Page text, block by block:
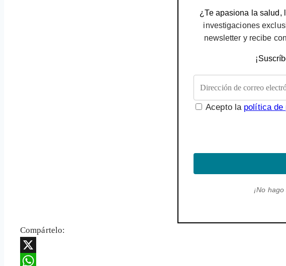
¿Te apasiona la salud,
investigaciones
newsletter y recibe
Acepto la política de
¡No
Compártelo:
X